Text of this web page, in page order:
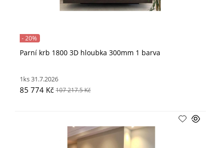
Parní krb 1800 3D hloubka 300mm 1 barva
- 20%
1ks 31.7.2026
85 774 Kč 107 217.5 Kč